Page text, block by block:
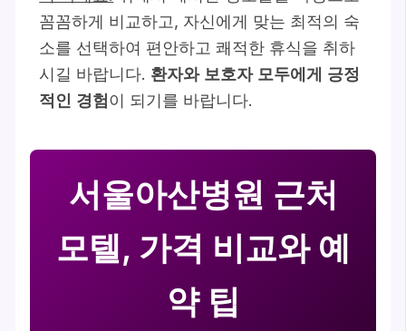
꼼꼼하게 비교하고, 자신에게 맞는 최적의 숙
소를 선택하여 편안하고 쾌적한 휴식을 취하
시길 바랍니다. 환자와 보호자 모두에게 긍정
적인 경험이 되기를 바랍니다.
서울아산병원 근처
모텔, 가격 비교와 예
약 팁